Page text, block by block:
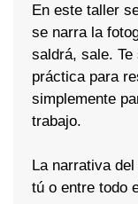
En este taller
se narra la
saldrá, sale. Te
práctica para
simplemente
trabajo.
La narrativa
tú o entre todo